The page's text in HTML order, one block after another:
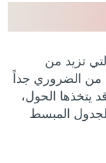
تزيد من
من الضروري جداً
يتخذها الحول،
المبسط